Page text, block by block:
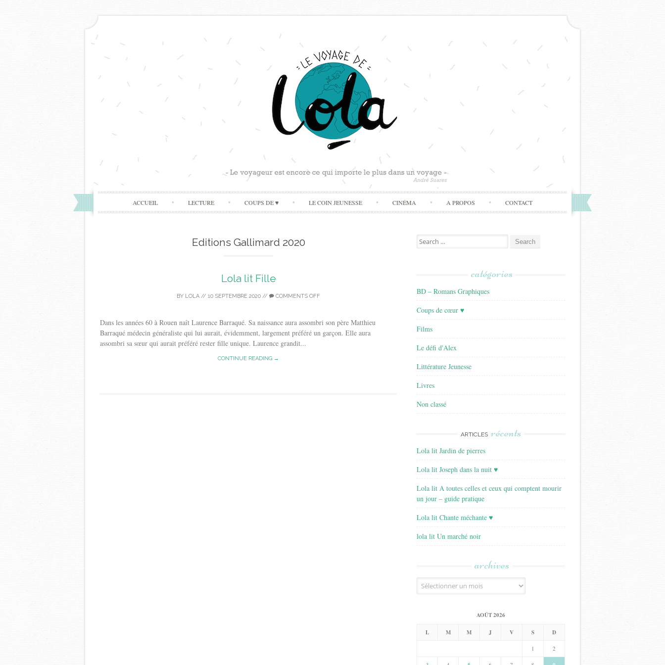
Skip
to
ACCUEIL LECTURE COUPS DE ♥ LE COIN JEUNESSE CINÉMA A PROPOS CONTACT
Editions Gallimard 2020
Lola lit Fille
BY LOLA // 10 SEPTEMBRE 2020 // COMMENTS OFF
Dans les années 60 à Rouen naît Laurence Barraqué. Sa naissance aura assombri son père Matthieu
Barraqué médecin généraliste qui lui aurait, évidemment, largement préféré un garçon. Elle aura
assombri sa sœur qui aurait préféré rester fille unique. Laurence grandit...
CONTINUE READING →
Search
for:
catégories
BD – Romans Graphiques
Coups de cœur ♥
Films
Le défi d'Alex
Littérature Jeunesse
Livres
Non classé
ARTICLES récents
Lola lit Jardin de pierres
Lola lit Joseph dans la nuit ♥
Lola lit A toutes celles et ceux qui comptent mourir
un jour – guide pratique
Lola lit Chante méchante ♥
lola lit Un marché noir
archives
Archives
AOÛT 2026
L M M J V S D
1 2